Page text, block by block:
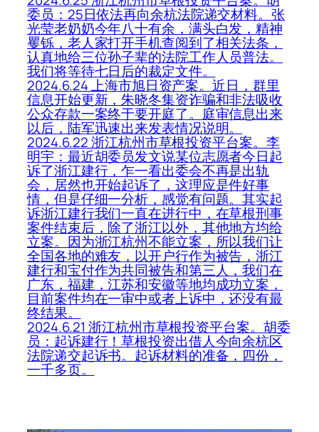
委员：25日依法再向余杭法院递交材料。张
光莹老奶奶今年八十有余，满头白发，精神
矍铄，老人家打开手机查阅到了相关法条，
认真地给三位孙子辈的法院工作人员普法。
我们将等待七日后的裁定文件。
2024.6.24 上海市旭日资产案。近日，群里
信息开始更新，朱晓冬集资诈骗和非法吸收
公众存款一案终于要开庭了。庭审信息出来
以后，陆军迅速出来发表情况说明。
2024.6.22 浙江杭州市草根投资平台案。李
明宇：最近胡委员发文说某位志愿者今日起
诉了浙江建行，乍一看出委会不再是出轨
会，居然也开始起诉了，这理应是件好事
情，但是仔细一分析，感觉有问题。其实起
诉浙江建行我们一直在进行中，在草根刑事
案件结束后，除了浙江以外，其他地方均给
立案。因为浙江杭州不能立案，所以我们让
全国各地的难友，以开户行作为被告，浙江
建行和宝付作为共同被告和第三人，我们在
广东，福建，江苏和安徽等地均成功立案，
目前案件均在一审中或者上诉中，还没有最
终结果。
2024.6.21 浙江杭州市草根投资平台案。胡委
员：起诉建行！草根投资出借人今向余杭区
法院递交起诉书。起诉材料的准备，四份，
一千多页。